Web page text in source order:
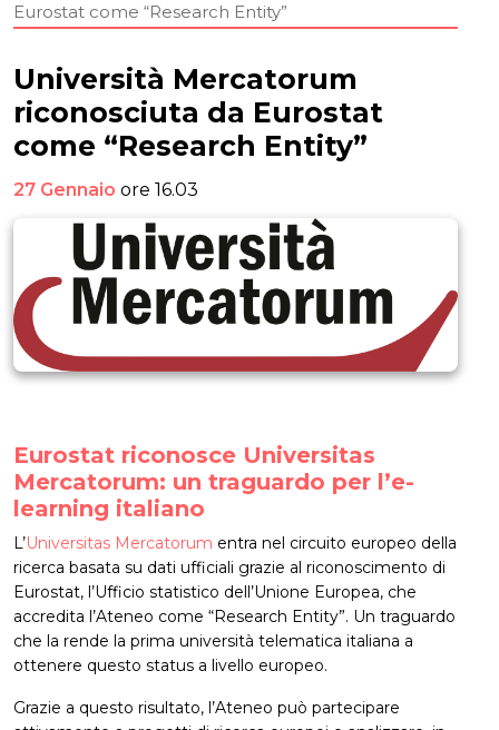
Eurostat come “Research Entity”
Università Mercatorum
riconosciuta da Eurostat
come “Research Entity”
27 Gennaio ore 16.03
Eurostat riconosce Universitas
Mercatorum: un traguardo per l’e-
learning italiano
L’Universitas Mercatorum entra nel circuito europeo della
ricerca basata su dati ufficiali grazie al riconoscimento di
Eurostat, l’Ufficio statistico dell’Unione Europea, che
accredita l’Ateneo come “Research Entity”. Un traguardo
che la rende la prima università telematica italiana a
ottenere questo status a livello europeo.
Grazie a questo risultato, l’Ateneo può partecipare